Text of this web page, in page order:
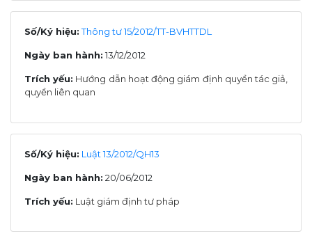
Số/Ký hiệu: Thông tư 15/2012/TT-BVHTTDL
Ngày ban hành: 13/12/2012
Trích yếu: Hướng dẫn hoạt động giám định quyền tác giả,
quyền liên quan
Số/Ký hiệu: Luật 13/2012/QH13
Ngày ban hành: 20/06/2012
Trích yếu: Luật giám định tư pháp